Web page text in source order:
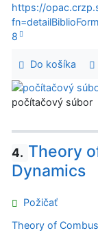
https://
8
Do košíka
počítačový súbor
4. Theory
Dynamics
Požičať
Theory of